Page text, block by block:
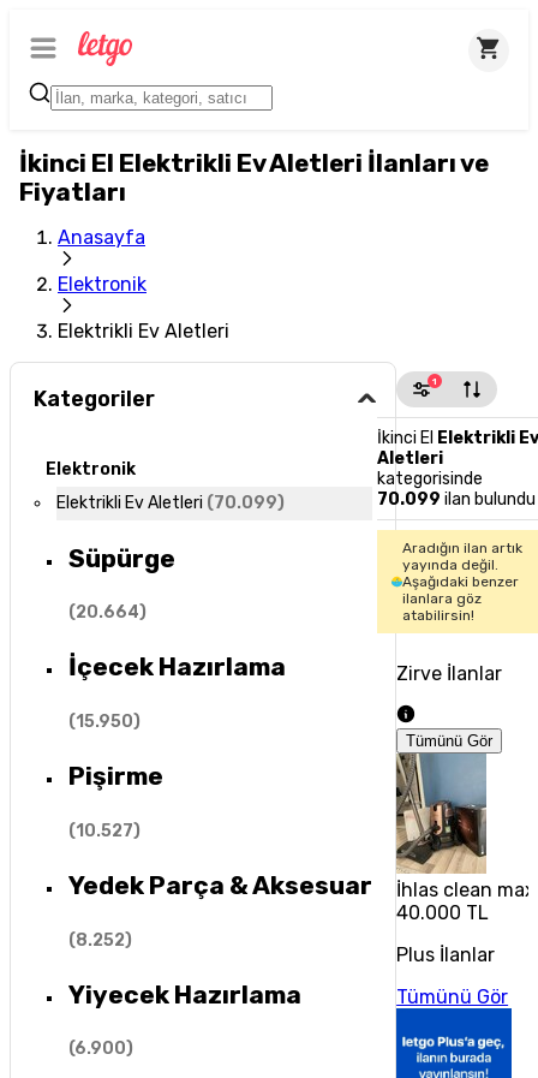
İkinci El Elektrikli Ev Aletleri İlanları ve
Fiyatları
Anasayfa
Elektronik
Elektrikli Ev Aletleri
Kategoriler
Elektronik
Elektrikli Ev Aletleri (70.099)
Süpürge
(20.664)
İçecek Hazırlama
(15.950)
Pişirme
(10.527)
Yedek Parça & Aksesuar
(8.252)
Yiyecek Hazırlama
(6.900)
1
İkinci El Elektrikli
Aletleri
kategorisinde
70.099 ilan bulundu
Aradığın ilan artık
yayında değil.
Aşağıdaki benzer
ilanlara göz
atabilirsin!
Zirve İlanlar
Tümünü Gör
İhlas clean
40.000 TL
Plus İlanlar
Tümünü Gör